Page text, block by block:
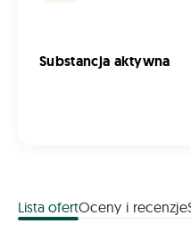
Substancja aktywna
Lista ofertOceny i recenzje